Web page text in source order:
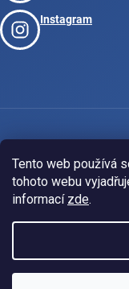
Tento web používá
tohoto webu
informací zde.
Instagram
Copyright 2026